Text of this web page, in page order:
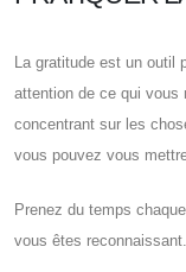
La gratitude est un outil
attention de ce qui vous
concentrant sur les
vous pouvez vous
Prenez du temps
vous êtes reconnaissant.